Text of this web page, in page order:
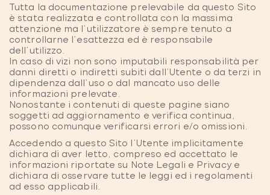
Tutta la documentazione prelevabile da questo Sito
è stata realizzata e controllata con la massima
attenzione ma l'utilizzatore è sempre tenuto a
controllarne l'esattezza ed è responsabile
dell'utilizzo.
In caso di vizi non sono imputabili responsabilità per
danni diretti o indiretti subiti dall'Utente o da terzi in
dipendenza dall'uso o dal mancato uso delle
informazioni prelevate.
Nonostante i contenuti di queste pagine siano
soggetti ad aggiornamento e verifica continua,
possono comunque verificarsi errori e/o omissioni.
Accedendo a questo Sito l'Utente implicitamente
dichiara di aver letto, compreso ed accettato le
informazioni riportate su Note Legali e Privacy e
dichiara di osservare tutte le leggi ed i regolamenti
ad esso applicabili.